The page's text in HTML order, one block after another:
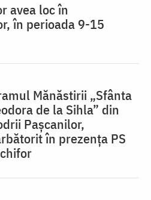
avea loc în
în perioada 9-15
Mănăstirii „Sfânta
de la Sihla” din
Pașcanilor,
în prezența PS